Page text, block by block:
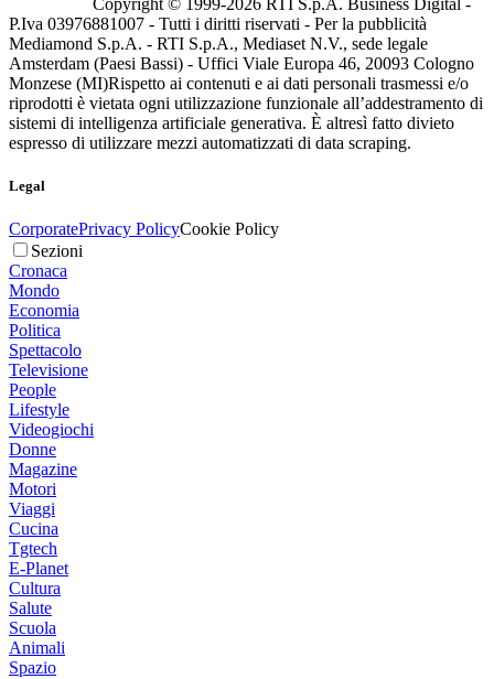
P.Iva 03976881007 - Tutti i diritti riservati - Per la pubblicità
Mediamond S.p.A. - RTI S.p.A., Mediaset N.V., sede legale
Amsterdam (Paesi Bassi) - Uffici Viale Europa 46, 20093 Cologno
Monzese (MI)Rispetto ai contenuti e ai dati personali trasmessi e/o
riprodotti è vietata ogni utilizzazione funzionale all’addestramento di
sistemi di intelligenza artificiale generativa. È altresì fatto divieto
espresso di utilizzare mezzi automatizzati di data scraping.
Legal
CorporatePrivacy PolicyCookie Policy
Sezioni
Cronaca
Mondo
Economia
Politica
Spettacolo
Televisione
People
Lifestyle
Videogiochi
Donne
Magazine
Motori
Viaggi
Cucina
Tgtech
E-Planet
Cultura
Salute
Scuola
Animali
Spazio